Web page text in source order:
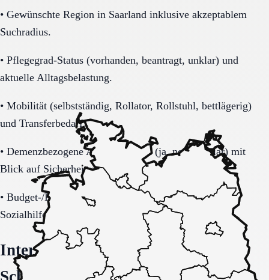
• Gewünschte Region in Saarland inklusive akzeptablem
Suchradius.
• Pflegegrad-Status (vorhanden, beantragt, unklar) und
aktuelle Alltagsbelastung.
• Mobilität (selbstständig, Rollator, Rollstuhl, bettlägerig)
und Transferbedarf.
• Demenzbezogene Anforderungen (ja, nein, unklar) mit
Blick auf Sicherheitsaspekte.
• Budget-/Kostenträgerrahmen (privat, Pflegekasse,
Sozialhilfe möglich).
Interne Orientierung und nächste